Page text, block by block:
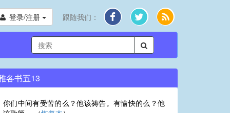
登录/注册 跟随我们：
各书五13
你们中间有受苦的么？他该祷告。有愉快的么？他